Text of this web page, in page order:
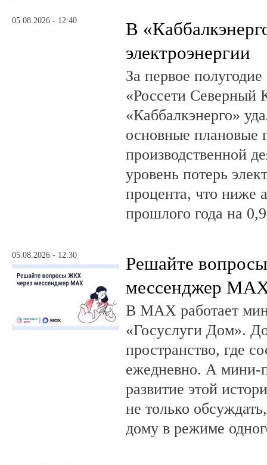
05.08.2026 - 12:40
В
электроэнергии
За первое
«Россети Северный
«Каббалкэнерго»
основные плановые
производственной
уровень потерь
процента, что ниже
прошлого года на
05.08.2026 - 12:30
Решайте
мессенджер
В MAX работает
«Госуслуги Дом».
пространство, где
ежедневно. А мини-
развитие этой
не только
дому в режиме